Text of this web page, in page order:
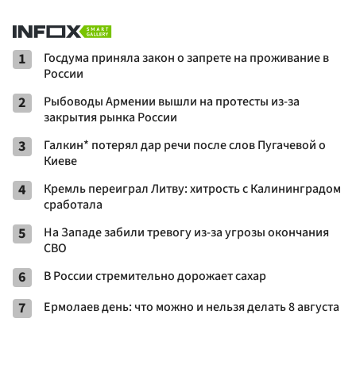
1
Госдума приняла закон о запрете на проживание в
России
2
Рыбоводы Армении вышли на протесты из-за
закрытия рынка России
3
Галкин* потерял дар речи после слов Пугачевой о
Киеве
4
Кремль переиграл Литву: хитрость с Калининградом
сработала
5
На Западе забили тревогу из-за угрозы окончания
СВО
6 В России стремительно дорожает сахар
7 Ермолаев день: что можно и нельзя делать 8 августа